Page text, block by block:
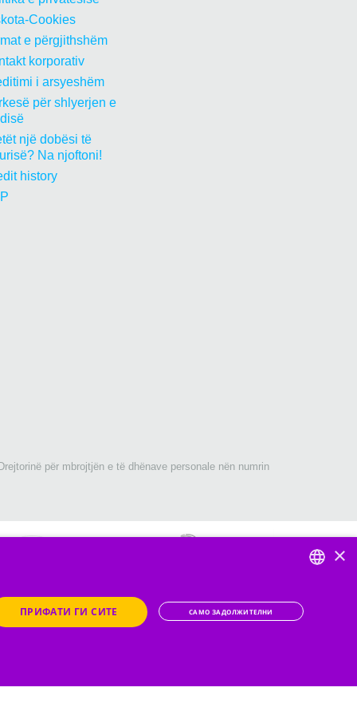
Cookies
e përgjithshëm
korporativ
i arsyeshëm
për shlyerjen e
një dobësi të
Na njoftoni!
history
për mbrojtjën e të dhënave personale nën numrin
dhe 0% NTSH, me të cilat klienti kthen 10,000 denarë.
DEFAULT LANGUAGE
×
ПРИФАТИ ГИ СИТЕ САМО ЗАДОЛЖИТЕЛНИ